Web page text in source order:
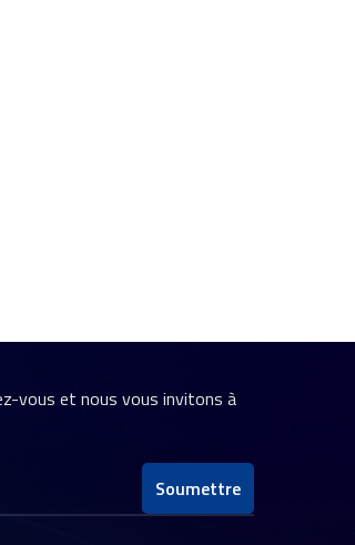
vous et nous vous invitons à
Soumettre